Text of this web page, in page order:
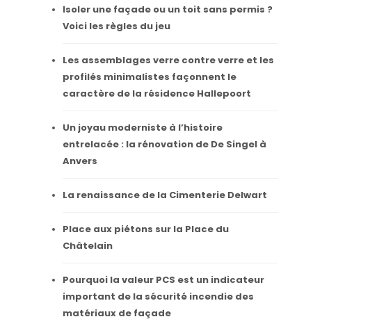
Isoler une façade ou un toit sans permis ?
Voici les règles du jeu
Les assemblages verre contre verre et les
profilés minimalistes façonnent le
caractère de la résidence Hallepoort
Un joyau moderniste à l’histoire
entrelacée : la rénovation de De Singel à
Anvers
La renaissance de la Cimenterie Delwart
Place aux piétons sur la Place du
Châtelain
Pourquoi la valeur PCS est un indicateur
important de la sécurité incendie des
matériaux de façade